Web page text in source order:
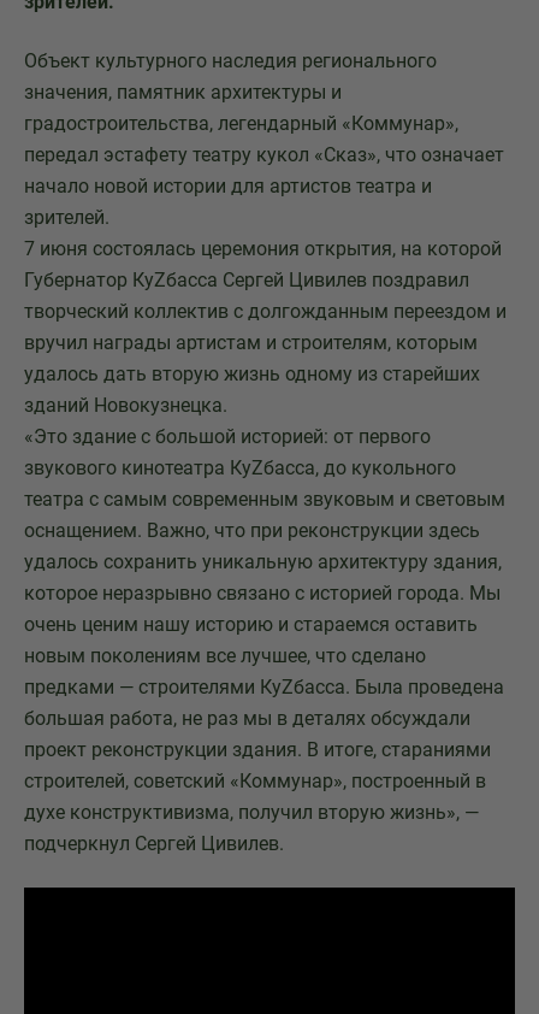
Объект культурного наследия регионального
значения, памятник архитектуры и
градостроительства, легендарный «Коммунар»,
передал эстафету театру кукол «Сказ», что означает
начало новой истории для артистов театра и
зрителей.
7 июня состоялась церемония открытия, на которой
Губернатор КуZбасса Сергей Цивилев поздравил
творческий коллектив с долгожданным переездом и
вручил награды артистам и строителям, которым
удалось дать вторую жизнь одному из старейших
зданий Новокузнецка.
«Это здание с большой историей: от первого
звукового кинотеатра КуZбасса, до кукольного
театра с самым современным звуковым и световым
оснащением. Важно, что при реконструкции здесь
удалось сохранить уникальную архитектуру здания,
которое неразрывно связано с историей города. Мы
очень ценим нашу историю и стараемся оставить
новым поколениям все лучшее, что сделано
предками — строителями КуZбасса. Была проведена
большая работа, не раз мы в деталях обсуждали
проект реконструкции здания. В итоге, стараниями
строителей, советский «Коммунар», построенный в
духе конструктивизма, получил вторую жизнь», —
подчеркнул Сергей Цивилев.